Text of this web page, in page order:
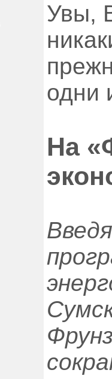
Увы,
одни
На